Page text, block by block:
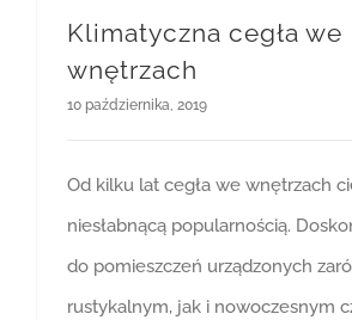
Klimatyczna cegła we
wnętrzach
10 października, 2019
Od kilku lat cegła we wnętrzach
niesłabnącą popularnością.
do pomieszczeń urządzonych
rustykalnym, jak i nowoczesnym